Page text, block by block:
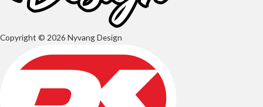
Copyright © 2026 Nyvang Design